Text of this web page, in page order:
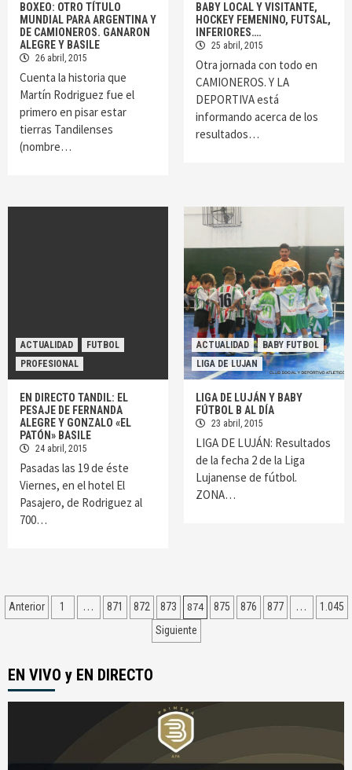
BOXEO: OTRO TÍTULO
MUNDIAL PARA ARGENTINA Y
DE CAMIONEROS. GANARON
ALEGRE Y BASILE
26 abril, 2015
Cuenta la historia que
Martín Rodriguez fue el
primero en pisar estar
tierras Tandilenses
(nombre…
BABY LOCAL Y VISITANTE,
HOCKEY FEMENINO, FUTSAL,
INFERIORES….
25 abril, 2015
Otra jornada con todo en
CAMIONEROS. Y LA
DEPORTIVA está
informando acerca de los
resultados…
ACTUALIDAD
FUTBOL
PROFESIONAL
EN DIRECTO TANDIL: EL
PESAJE DE FERNANDA
ALEGRE Y GONZALO «EL
PATÓN» BASILE
24 abril, 2015
Pasadas las 19 de éste
Viernes, en el hotel El
Pasajero, de Rodriguez al
700…
ACTUALIDAD
BABY FUTBOL
LIGA DE LUJAN
LIGA DE LUJÁN Y BABY
FÚTBOL B AL DÍA
23 abril, 2015
LIGA DE LUJÁN: Resultados
de la fecha 2 de la Liga
Lujanense de fútbol.
ZONA…
Navegación
Anterior 1 … 871 872 873 874 875 876 877 …
1.045
Siguiente
EN VIVO y EN DIRECTO